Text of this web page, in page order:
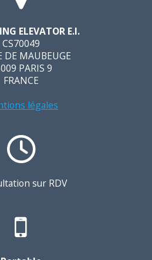
ELEVATOR E.I.
CS70049
DE MAUBEUGE
PARIS 9
FRANCE
légales
sur RDV